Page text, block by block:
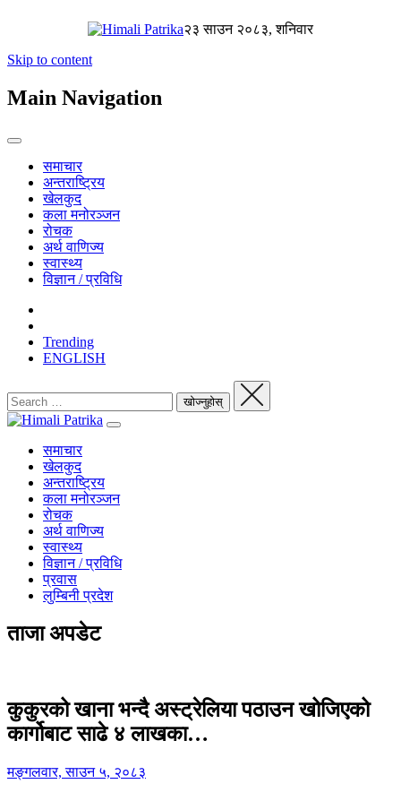
२३ साउन २०८३, शनिवार
Skip to content
Main Navigation
समाचार
अन्तराष्ट्रिय
खेलकुद
कला मनोरञ्जन
रोचक
अर्थ वाणिज्य
स्वास्थ्य
विज्ञान / प्रविधि
Trending
ENGLISH
समाचार
खेलकुद
अन्तराष्ट्रिय
कला मनोरञ्जन
रोचक
अर्थ वाणिज्य
स्वास्थ्य
विज्ञान / प्रविधि
प्रवास
लुम्बिनी प्रदेश
ताजा अपडेट
कुकुरको खाना भन्दै अस्ट्रेलिया पठाउन खोजिएको
कार्गोबाट साढे ४ लाखका…
मङ्गलवार, साउन ५, २०८३